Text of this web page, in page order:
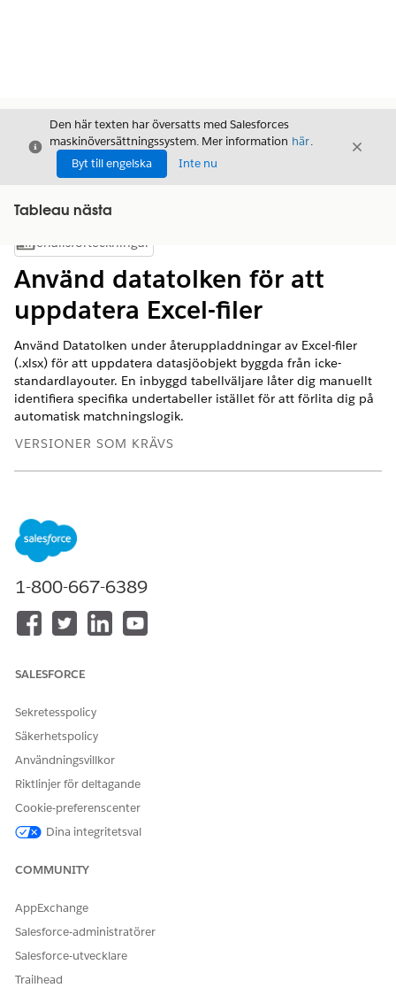
Stäng
Den här texten har översatts med Salesforces
maskinöversättningssystem. Mer information här.
Byt till engelska
Inte nu
Stäng
Tableau nästa
Visa innehållsförteckning
Innehållsförteckningar
Använd datatolken för att
uppdatera Excel-filer
Använd Datatolken under återuppladdningar av Excel-filer
(.xlsx) för att uppdatera datasjöobjekt byggda från icke-
standardlayouter. En inbyggd tabellväljare låter dig manuellt
identifiera specifika undertabeller istället för att förlita dig på
automatisk matchningslogik.
VERSIONER SOM KRÄVS
Ladda upp data till Tableau
uppdatera.
Klicka påLadda upp fil
Starta datatolken genom att klicka på
1-800-667-6389
SALESFORCE
Sekretesspolicy
Säkerhetspolicy
Användningsvillkor
Riktlinjer för deltagande
Cookie-preferenscenter
Dina integritetsval
COMMUNITY
AppExchange
Salesforce-administratörer
Salesforce-utvecklare
Trailhead